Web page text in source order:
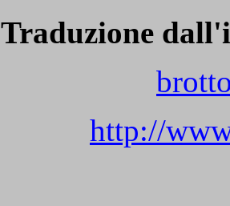
Traduzione
http://